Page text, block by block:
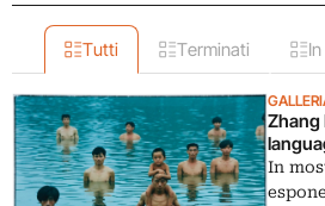
Tutti Terminati
Zhang
In